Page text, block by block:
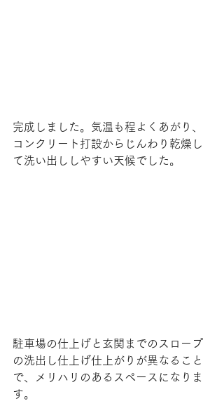
完成しました。気温も程よくあがり、
コンクリート打設からじんわり乾燥し
て洗い出ししやすい天候でした。
駐車場の仕上げと玄関までのスロープ
の洗出し仕上げ仕上がりが異なること
で、メリハリのあるスペースになりま
す。